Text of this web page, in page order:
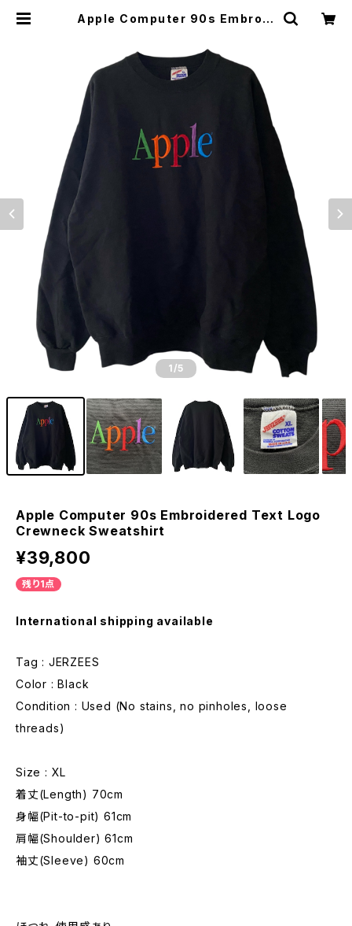
Apple Computer 90s Embroid
1 /5
Apple Computer 90s Embroidered Text Logo
Crewneck Sweatshirt
¥39,800
残り1点
International shipping available
Tag : JERZEES
Color : Black
Condition : Used (No stains, no pinholes, loose
threads)
Size : XL
着丈(Length) 70cm
身幅(Pit-to-pit) 61cm
肩幅(Shoulder) 61cm
袖丈(Sleeve) 60cm